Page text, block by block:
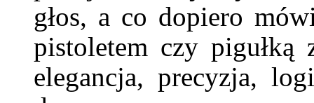
głos, a co dopiero
pistoletem czy pigułką
elegancja, precyzja,